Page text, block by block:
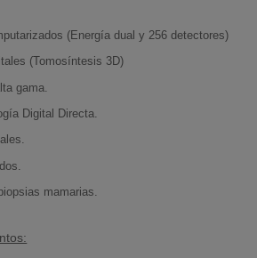
(Energía dual y 256 detectores)
(Tomosíntesis 3D)
gama.
Digital Directa.
mamarias.